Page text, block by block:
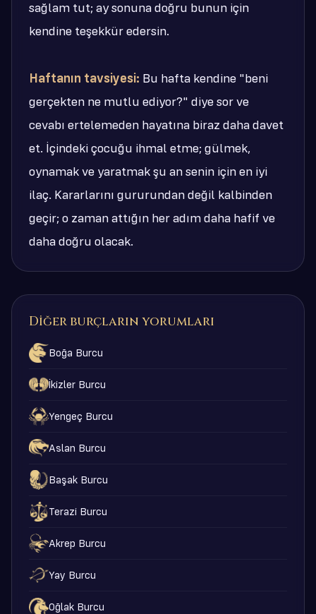
sağlam tut; ay sonuna doğru bunun için
kendine teşekkür edersin.
Haftanın tavsiyesi: Bu hafta kendine "beni
gerçekten ne mutlu ediyor?" diye sor ve
cevabı ertelemeden hayatına biraz daha davet
et. İçindeki çocuğu ihmal etme; gülmek,
oynamak ve yaratmak şu an senin için en iyi
ilaç. Kararlarını gururundan değil kalbinden
geçir; o zaman attığın her adım daha hafif ve
daha doğru olacak.
Diğer burçların yorumları
Boğa Burcu
İkizler Burcu
Yengeç Burcu
Aslan Burcu
Başak Burcu
Terazi Burcu
Akrep Burcu
Yay Burcu
Oğlak Burcu